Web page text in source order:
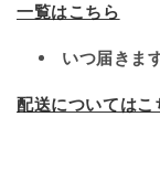
一覧はこちら
いつ届きま
配送については